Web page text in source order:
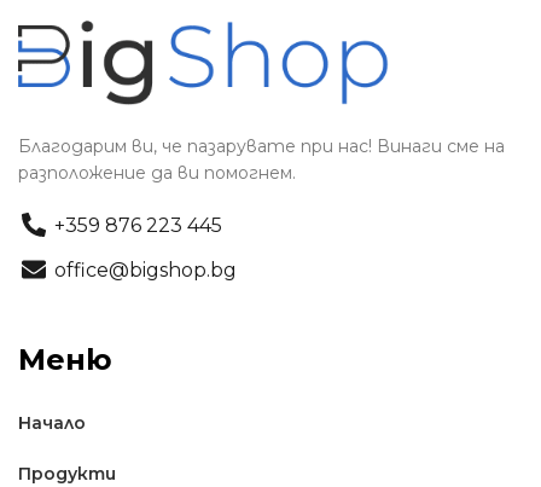
Благодарим ви, че пазарувате при нас! Винаги сме на
разположение да ви помогнем.
+359 876 223 445
office@bigshop.bg
Меню
Начало
Продукти